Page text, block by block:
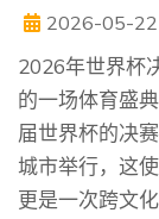
2026-05-
2026年世界杯
的一场体育盛
届世界杯的决
城市举行，这
更是一次跨文